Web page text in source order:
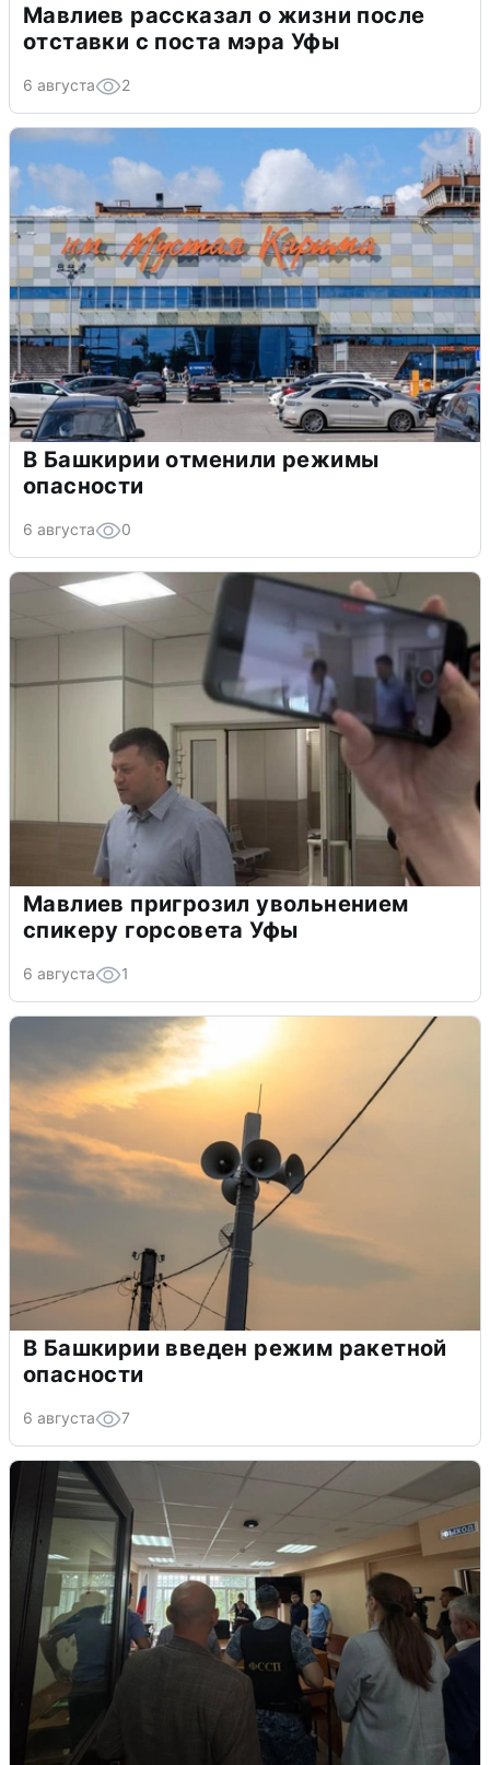
Мавлиев рассказал о жизни после
отставки с поста мэра Уфы
6 августа 2
В Башкирии отменили режимы
опасности
6 августа 0
Мавлиев пригрозил увольнением
спикеру горсовета Уфы
6 августа 1
В Башкирии введен режим ракетной
опасности
6 августа 7